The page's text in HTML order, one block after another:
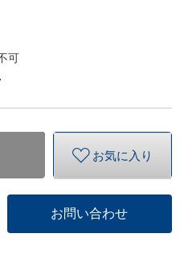
可
お気に入り
お問い合わせ